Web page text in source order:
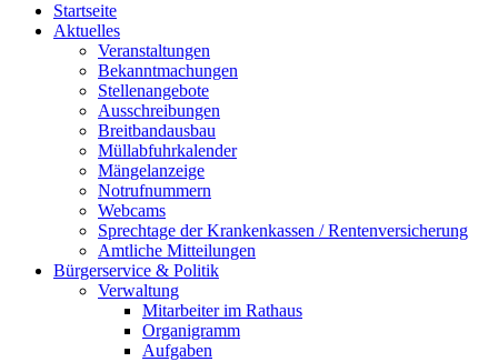
Startseite
Aktuelles
Veranstaltungen
Bekanntmachungen
Stellenangebote
Ausschreibungen
Breitbandausbau
Müllabfuhrkalender
Mängelanzeige
Notrufnummern
Webcams
Sprechtage der Krankenkassen / Rentenversicherung
Amtliche Mitteilungen
Bürgerservice & Politik
Verwaltung
Mitarbeiter im Rathaus
Organigramm
Aufgaben